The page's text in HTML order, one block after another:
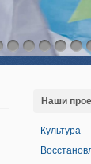
Наши
Культура